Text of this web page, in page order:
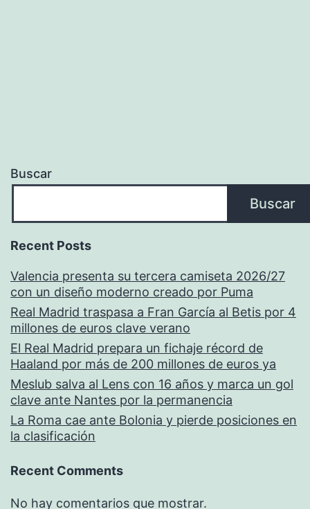
Buscar
Buscar
Recent Posts
Valencia presenta su tercera camiseta 2026/27
con un diseño moderno creado por Puma
Real Madrid traspasa a Fran García al Betis por 4
millones de euros clave verano
El Real Madrid prepara un fichaje récord de
Haaland por más de 200 millones de euros ya
Meslub salva al Lens con 16 años y marca un gol
clave ante Nantes por la permanencia
La Roma cae ante Bolonia y pierde posiciones en
la clasificación
Recent Comments
No hay comentarios que mostrar.